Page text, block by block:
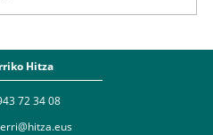
Hitza
72 34 08